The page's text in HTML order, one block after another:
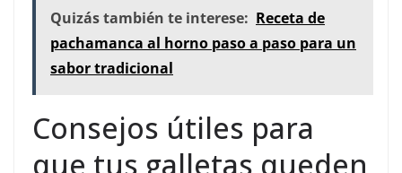
Quizás también te interese: Receta de
pachamanca al horno paso a paso para un
sabor tradicional
Consejos útiles para
que tus galletas queden